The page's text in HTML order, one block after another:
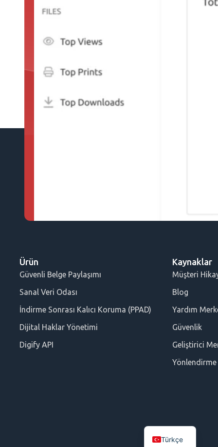
Ürün
Güvenli Belge Paylaşımı
Sanal Veri Odası
İndirme Sonrası Kalıcı Koruma (PPAD)
Dijital Haklar Yönetimi
Digify API
Kaynaklar
Müşteri
Blog
Yardım
Güvenlik
Geliştirici
Yönlendirme
Türkçe